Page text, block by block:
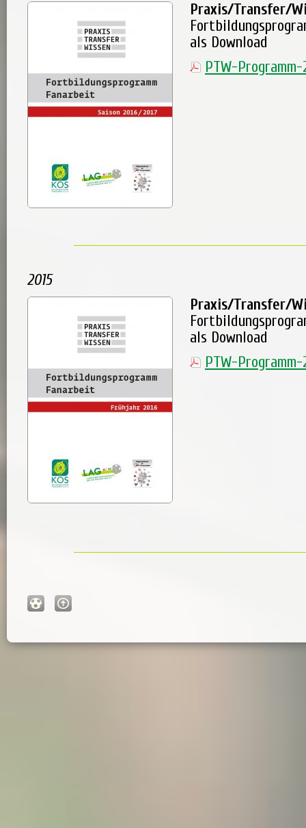
Praxis/Transfer/
als Download
PTW-Programm-
2015
Praxis/Transfer/
als Download
PTW-Programm-